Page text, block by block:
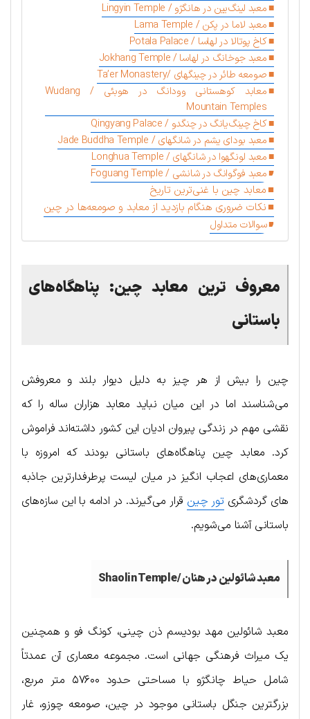
معبد لینگ‌یین در هانگژو / Lingyin Temple
معبد لاما در پکن / Lama Temple
کاخ پوتالا در لهاسا / Potala Palace
معبد جوخانگ در لهاسا / Jokhang Temple
صومعه طائر در چینگهای /Ta’er Monastery
معابد کوهستانی وودانگ در هوبئی / Wudang
Mountain Temples
کاخ چینگ‌یانگ در چنگدو / Qingyang Palace
معبد بودای یشم در شانگهای / Jade Buddha Temple
معبد لونگهوا در شانگهای / Longhua Temple
معبد فوگوانگ در شانشی / Foguang Temple
معابد چین با غنی‌ترین تاریخ
نکات ضروری هنگام بازدید از معابد و صومعه‌ها در چین
سوالات متداول
معروف ترین معابد چین: پناهگاه‌های
باستانی
چین را بیش از هر چیز به دلیل دیوار بلند و معروفش
می‌شناسند اما در این میان نباید معابد هزاران ساله را که
نقشی مهم در زندگی پیروان ادیان این کشور داشته‌اند فراموش
کرد. معابد چین پناهگاه‌های باستانی بودند که امروزه با
معماری‌های اعجاب انگیز در میان لیست پرطرفدارترین جاذبه
های گردشگری تور چین قرار می‌گیرند. در ادامه با این سازه‌های
باستانی آشنا می‌شویم.
معبد شائولین در هنان /Shaolin Temple
معبد شائولین مهد بودیسم ذن چینی، کونگ فو و همچنین
یک میراث فرهنگی جهانی است. مجموعه معماری آن عمدتاً
شامل حیاط چانگژو با مساحتی حدود ۵۷۶۰۰ متر مربع،
بزرگترین جنگل باستانی موجود در چین، صومعه چوزو، غار